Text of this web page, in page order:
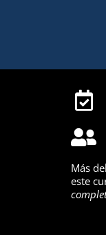
Más
este